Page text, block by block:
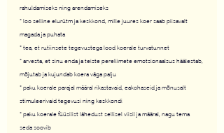
rahuldamiseks ning arendamiseks
* loo selline elurütm ja keskkond, mille juures koer saab piisavalt
magada ja puhata
* tea, et rutiinsete tegevustega lood koerale turvatunnet
* arvesta, et sinu enda ja teiste pereliimete emotsionaalsus häälestab,
mõjutab ja kujundab koera väga palju
* paku koerale parajal määral rikastavaid, eakohaseid ja mõnusalt
stimuleerivaid tegevusi ning keskkondi
* paku koerale füüsilist lähedust sellisel viisil ja määral, nagu tema
seda soovib